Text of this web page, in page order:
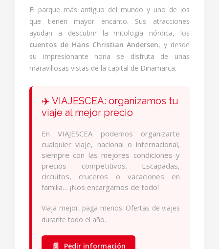
El parque más antiguo del mundo y uno de los
que tienen mayor encanto. Sus atracciones
ayudan a descubrir la mitología nórdica, los
cuentos de Hans Christian Andersen, y desde
su impresionante noria se disfruta de unas
maravillosas vistas de la capital de Dinamarca.
✈️ VIAJESCEA: organizamos tu
viaje al mejor precio
En VIAJESCEA podemos organizarte
cualquier viaje, nacional o internacional,
siempre con las mejores condiciones y
precios competitivos. Escapadas,
circuitos, cruceros o vacaciones en
familia… ¡Nos encargamos de todo!
Viaja mejor, paga menos. Ofertas de viajes
durante todo el año.
📄 Pedir información